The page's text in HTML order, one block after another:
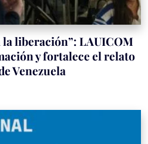
liberación”: LAUICOM
y fortalece el relato
Venezuela